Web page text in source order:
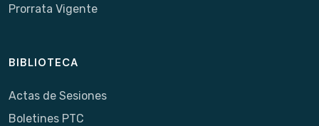
Prorrata Vigente
BIBLIOTECA
Actas de Sesiones
Boletines PTC